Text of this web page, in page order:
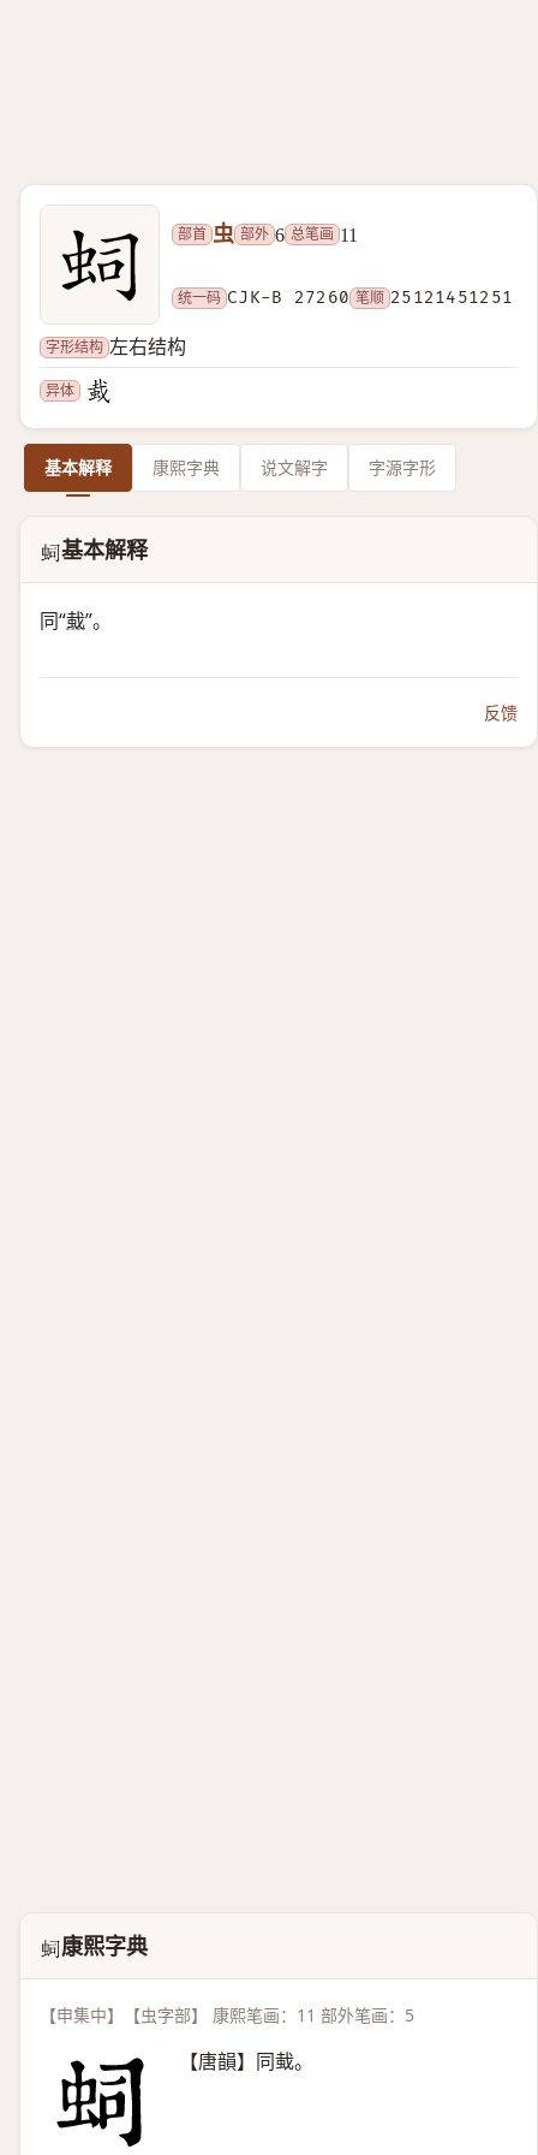
部首 虫 部外 6 总笔画 11
统一码 CJK-B 27260 笔顺 25121451251
字形结构 左右结构
异体
基本解释 康熙字典 说文解字 字源字形
𧉠基本解释
同“蛓”。
反馈
𧉠 康熙字典
【申集中】【虫字部】 康熙笔画：11 部外笔画：5
【唐韻】同蛓。